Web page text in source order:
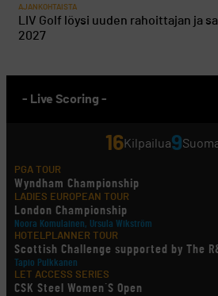
AJANKOHTAISTA
LIV Golf löysi uuden rahoittajan ja
2027
- Live Scoring -
16Kilpailua9
PGA TOUR
Wyndham Championship
LADIES EUROPEAN TOUR
London Championship
Noora Komulainen, Ursula Wikström
HOTELPLANNER TOUR
Scottish Challenge supported by The
Tapio Pulkkanen
LET ACCESS SERIES
CSK Steel Women´S Open